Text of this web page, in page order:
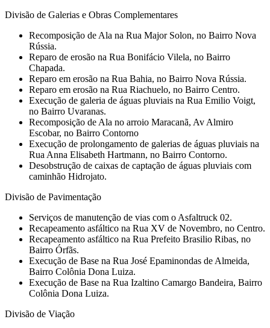
Divisão de Galerias e Obras Complementares
⁠Recomposição de Ala na Rua Major Solon, no Bairro Nova
Rússia.
⁠Reparo de erosão na Rua Bonifácio Vilela, no Bairro
Chapada.
Reparo em erosão na Rua Bahia, no Bairro Nova Rússia.
⁠Reparo em erosão na Rua Riachuelo, no Bairro Centro.
Execução de galeria de águas pluviais na Rua Emilio Voigt,
no Bairro Uvaranas.
Recomposição de Ala no arroio Maracanã, Av Almiro
Escobar, no Bairro Contorno
⁠Execução de prolongamento de galerias de águas pluviais na
Rua Anna Elisabeth Hartmann, no Bairro Contorno.
Desobstrução de caixas de captação de águas pluviais com
caminhão Hidrojato.
Divisão de Pavimentação
Serviços de manutenção de vias com o Asfaltruck 02.
Recapeamento asfáltico na Rua XV de Novembro, no Centro.
Recapeamento asfáltico na Rua Prefeito Brasilio Ribas, no
Bairro Órfãs.
Execução de Base na Rua José Epaminondas de Almeida,
Bairro Colônia Dona Luiza.
Execução de Base na Rua Izaltino Camargo Bandeira, Bairro
Colônia Dona Luiza.
Divisão de Viação